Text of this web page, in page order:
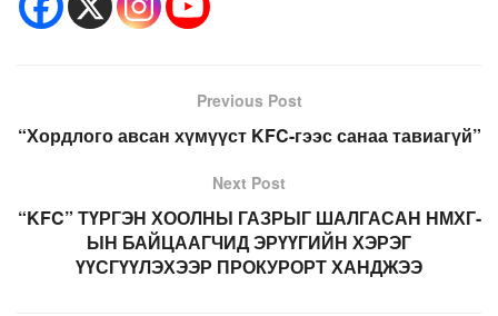
Previous Post
“Хордлого авсан хүмүүст KFC-гээс санаа тавиагүй”
Next Post
“KFC” ТҮРГЭН ХООЛНЫ ГАЗРЫГ ШАЛГАСАН НМХГ-
ЫН БАЙЦААГЧИД ЭРҮҮГИЙН ХЭРЭГ
ҮҮСГҮҮЛЭХЭЭР ПРОКУРОРТ ХАНДЖЭЭ